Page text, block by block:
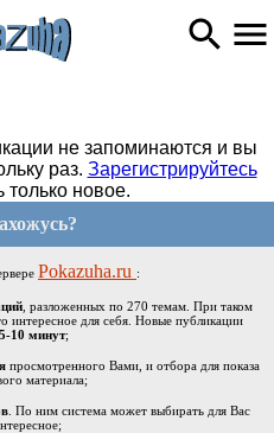
не запоминаются и вы
раз. Зарегистрируйтесь
только новое.
Pokazuha.ru :
, разложенных по 270 темам. При таком
для себя. Новые публикации
10 минут;
просмотренного Вами, и отбора для показа
материала;
. По ним система может выбирать для Вас